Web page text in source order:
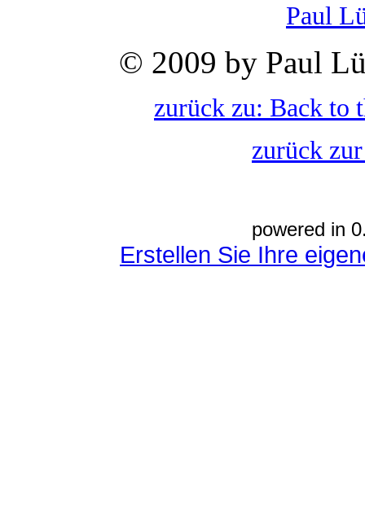
Paul
© 2009 by Paul
zurück zu: Back to
zurück
powered in
Erstellen Sie Ihre